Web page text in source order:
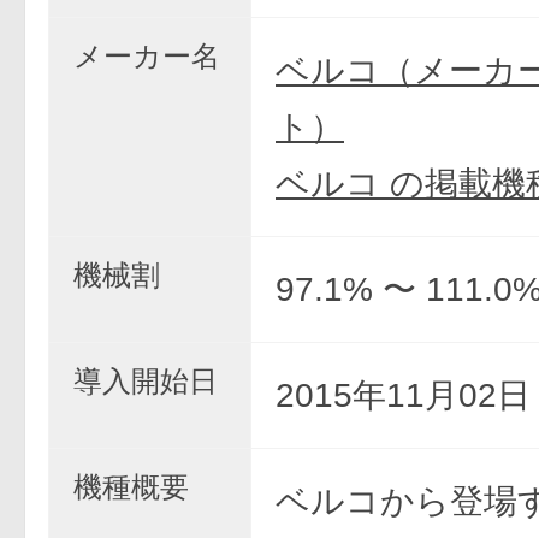
メーカー名
ベルコ（メーカ
ト）
ベルコ の掲載機
機械割 97.1% 〜
導入開始日 2015年11月02日
機種概要
ベルコから登場